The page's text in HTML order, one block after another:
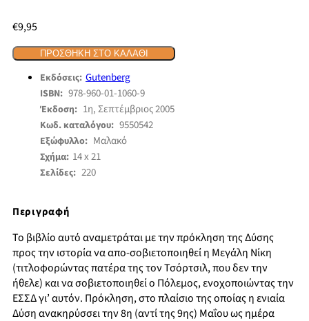
€9,95
ΠΡΟΣΘΉΚΗ ΣΤΟ ΚΑΛΆΘΙ
Εκδόσεις: Gutenberg
ISBN: 978-960-01-1060-9
Έκδοση: 1η, Σεπτέμβριος 2005
Κωδ. καταλόγου: 9550542
Εξώφυλλο: Μαλακό
Σχήμα: 14 x 21
Σελίδες: 220
Περιγραφή
Το βιβλίο αυτό αναμετράται με την πρόκληση της Δύσης
προς την ιστορία να απο-σοβιετοποιηθεί η Μεγάλη Νίκη
(τιτλοφορώντας πατέρα της τον Τσόρτσιλ, που δεν την
ήθελε) και να σοβιετοποιηθεί ο Πόλεμος, ενοχοποιώντας την
ΕΣΣΔ γι’ αυτόν. Πρόκληση, στο πλαίσιο της οποίας η ενιαία
Δύση ανακηρύσσει την 8η (αντί της 9ης) Μαΐου ως ημέρα